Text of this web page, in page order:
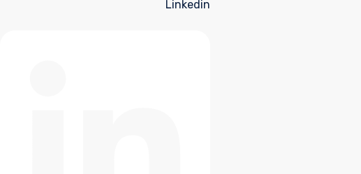
Linkedin